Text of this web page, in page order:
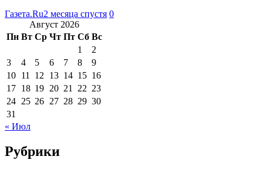
Газета.Ru2 месяца спустя 0
Август 2026
Пн Вт Ср Чт Пт Сб Вс
1
2
3
4 5 6 7 8
9
10 11 12 13 14 15 16
17 18 19 20 21 22 23
24 25 26 27 28 29 30
31
« Июл
Рубрики